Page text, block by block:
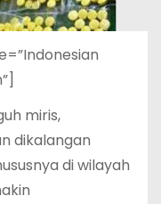
miris,
dikalangan
di wilayah